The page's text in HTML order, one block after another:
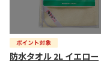
防水タオル 2L イエロー